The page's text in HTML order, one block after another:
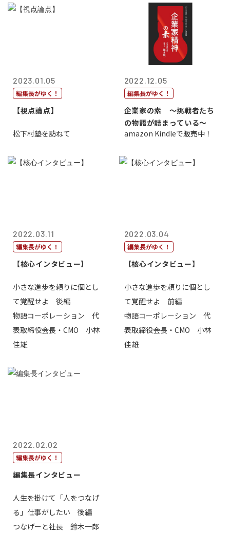
2023.01.05
編集長がゆく！
【視点論点】
松下村塾を訪ねて
2022.12.05
編集長がゆく！
企業家の素 〜挑戦者たち
の物語が詰まっている〜
amazon Kindleで販売中！
2022.03.11
編集長がゆく！
【核心インタビュー】
小さな進歩を頼りに個とし
て覚醒せよ 後編
物語コーポレーション 代
表取締役会長・CMO 小林
佳雄
2022.03.04
編集長がゆく！
【核心インタビュー】
小さな進歩を頼りに個とし
て覚醒せよ 前編
物語コーポレーション 代
表取締役会長・CMO 小林
佳雄
2022.02.02
編集長がゆく！
編集長インタビュー
人生を掛けて「人をつなげ
る」仕事がしたい 後編
つなげーと社長 鈴木一郎